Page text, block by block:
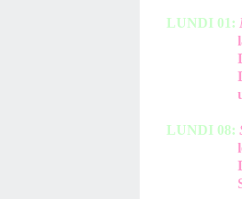
LUNDI 01:
la
un
LUNDI 08:
les
Sans